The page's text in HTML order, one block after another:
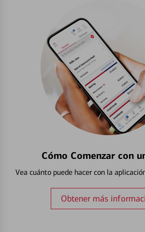
Cómo Comenzar con
Vea cuánto puede hacer con la
Obtener más